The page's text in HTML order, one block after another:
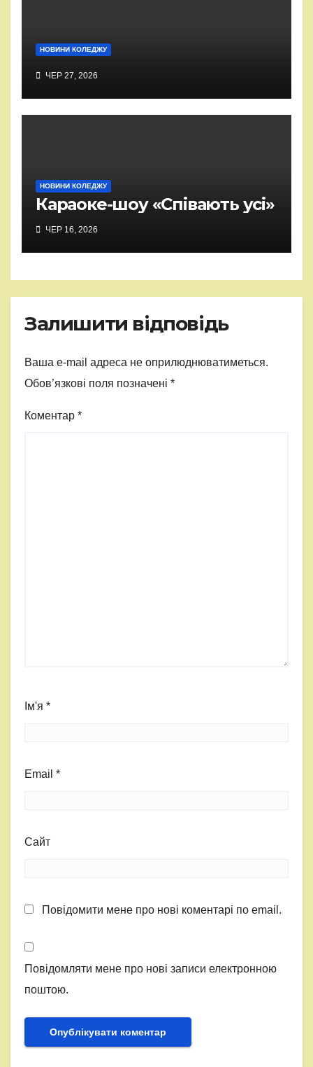
НОВИНИ КОЛЕДЖУ
ЧЕР 27, 2026
НОВИНИ КОЛЕДЖУ
Караоке-шоу «Співають усі»
ЧЕР 16, 2026
Залишити відповідь
Ваша e-mail адреса не оприлюднюватиметься.
Обов’язкові поля позначені *
Коментар *
Ім'я *
Email *
Сайт
Повідомити мене про нові коментарі по email.
Повідомляти мене про нові записи електронною
поштою.